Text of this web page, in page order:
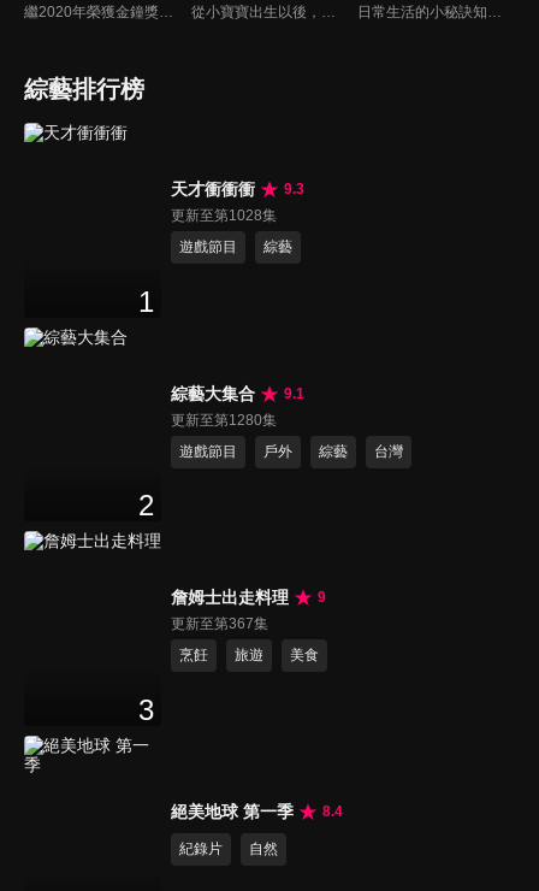
繼2020年榮獲金鐘獎「生活風格節目主持人獎」，2021年再度入圍，從真理出發的家庭談話性節目，針對現代婚姻家庭議題讓您輕鬆掌握關注方向。 從小寶寶出生以後，父母親就該使承受各種各樣的壓力。小寶寶的健康，教育費的負擔，乃至於社會跟親友的期許，都讓父母整日擔憂。本集節目還邀請台北醫院大學附設醫院的臨床心理師黃意霖，提供紓解壓力的方法。 日常生活的小秘訣知多少？由理財專家賴憲政、美麗人妻季芹，用貼近民心的實際案例、最新時事的話題來分析研討，讓你了解生活中的理財消費、民生、旅遊等問題。
綜藝排行榜
1
天才衝衝衝
9.3
更新至第1028集
遊戲節目
綜藝
2
綜藝大集合
9.1
更新至第1280集
遊戲節目
戶外 綜藝 台灣
3
詹姆士出走料理
9
更新至第367集
烹飪
旅遊 美食
絕美地球 第一季 8.4
紀錄片 自然